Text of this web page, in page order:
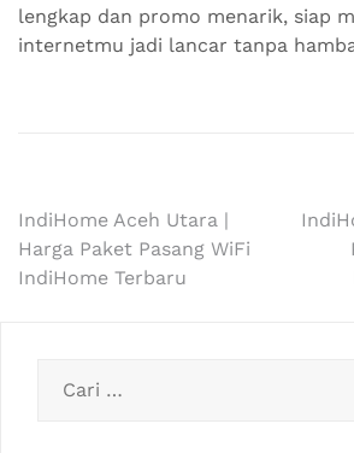
lengkap dan promo menarik, siap
internetmu jadi lancar tanpa
Navigasi
pos
IndiHome Aceh Utara |
Harga Paket Pasang WiFi
IndiHome Terbaru
untuk: